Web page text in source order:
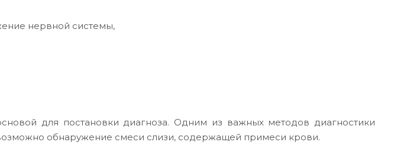
нервной системы,
для постановки диагноза. Одним из важных методов диагностики
обнаружение смеси слизи, содержащей примеси крови.